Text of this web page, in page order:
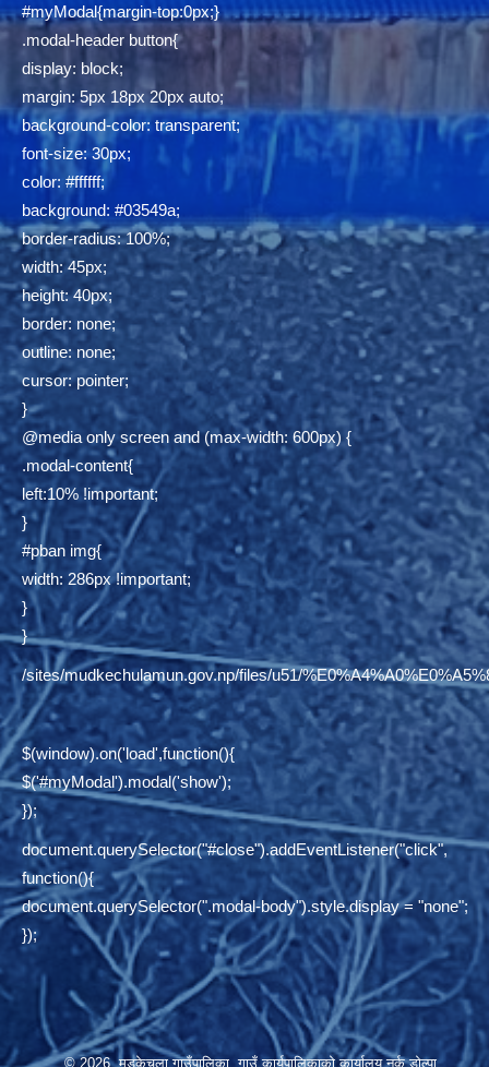
#myModal{margin-top:0px;}
.modal-header button{
display: block;
margin: 5px 18px 20px auto;
background-color: transparent;
font-size: 30px;
color: #ffffff;
background: #03549a;
border-radius: 100%;
width: 45px;
height: 40px;
border: none;
outline: none;
cursor: pointer;
}
@media only screen and (max-width: 600px) {
.modal-content{
left:10% !important;
}
#pban img{
width: 286px !important;
}
}
/sites/mudkechulamun.gov.np/files/u51/
$(window).on('load',function(){
$('#myModal').modal('show');
});
document.querySelector("#close").addEventListener("click",
function(){
document.querySelector(".modal-body").style.display = "none";
});
© 2026 मुड्केचुला गाउँपालिका, गाउँ कार्यपालिकाको कार्यालय,नर्कु,डोल्पा